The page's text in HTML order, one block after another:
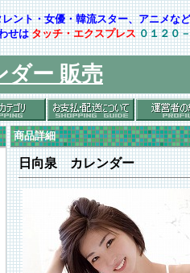
レント・女優・韓流スター、アニメ
せはタッチ・エクスプレス ０１２０
ダー 販売
商品詳細
日向泉 カレンダー